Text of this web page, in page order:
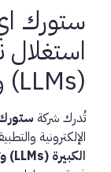
ستورك
استغلال
(LLMs) وتطبيقاتها البرمجية
تُدرك شركة
الإلكترونية
الكبيرة (LLMs) وتطبيقاتها البرمجية